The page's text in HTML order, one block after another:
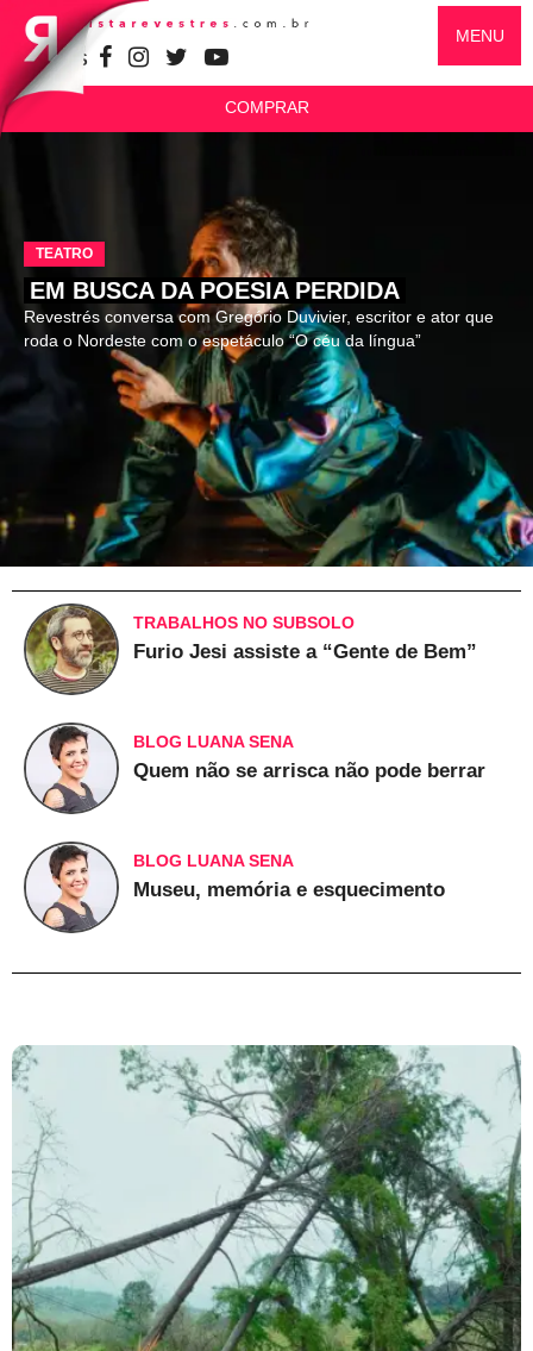
SIGA-NOS
MENU
COMPRAR
TEATRO
EM BUSCA DA POESIA PERDIDA
Revestrés conversa com Gregório Duvivier, escritor e ator que
roda o Nordeste com o espetáculo “O céu da língua”
TRABALHOS NO SUBSOLO
Furio Jesi assiste a “Gente de Bem”
BLOG LUANA SENA
Quem não se arrisca não pode berrar
BLOG LUANA SENA
Museu, memória e esquecimento